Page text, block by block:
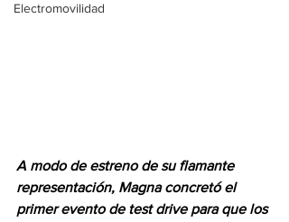
Electromovilidad
A modo de estreno de su flamante
representación, Magna concretó el
primer evento de test drive para que los